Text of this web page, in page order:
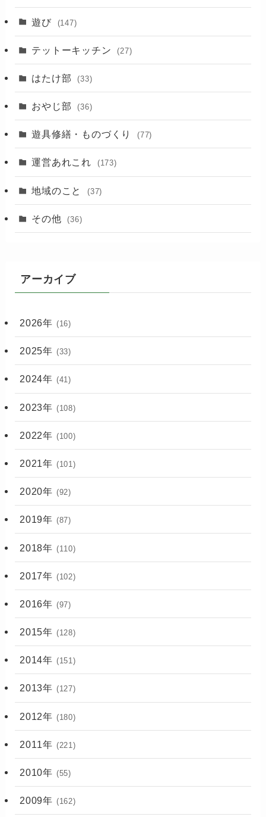
(3)
遊び (147)
テットーキッチン (27)
はたけ部 (33)
おやじ部 (36)
遊具修繕・ものづくり (77)
運営あれこれ (173)
地域のこと (37)
その他 (36)
アーカイブ
2026年 (16)
2025年 (33)
2024年 (41)
2023年 (108)
2022年 (100)
2021年 (101)
2020年 (92)
2019年 (87)
2018年 (110)
2017年 (102)
2016年 (97)
2015年 (128)
2014年 (151)
2013年 (127)
2012年 (180)
2011年 (221)
2010年 (55)
2009年 (162)